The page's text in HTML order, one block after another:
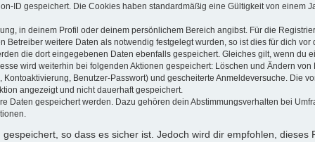
ID gespeichert. Die Cookies haben standardmäßig eine Gültigkeit von einem
in deinem Profil oder deinem persönlichem Bereich angibst. Für die
weitere Daten als notwendig festgelegt wurden, so ist dies für dich vor
die dort eingegebenen Daten ebenfalls gespeichert. Gleiches gilt, wenn du
wird weiterhin bei folgenden Aktionen gespeichert: Löschen und Ändern
Benutzer-Passwort) und gescheiterte Anmeldeversuche. Die
angezeigt und nicht dauerhaft gespeichert.
Daten gespeichert werden. Dazu gehören dein Abstimmungsverhalten bei
so dass es sicher ist. Jedoch wird dir empfohlen, dieses